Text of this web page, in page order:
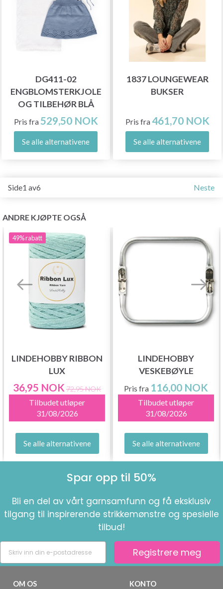
DG411-02
ENGBLOMSTERKJOLE
OG TILBEHØR BLÅ
Pris fra 529,50 NOK
Se alle alternativene
1837 LOUNGEWEAR
BUKSER
Pris fra461,70 NOK
Se alle alternativene
Side1 av6 Neste
ANDRE KJØPTE OGSÅ
49%rabatt
LINDEHOBBY RIBBON
LUX
36,95 NOK 72,95 NOK
Tilbudet utløper
31/08/2026
Se alle alternativene
LINDEHOBBY
VESKEBØYLE
Pris fra 116,00 NOK
Tilbudet utløper
31/08/2026
Se alle alternativene
Spar opp til 50%
Bli en del av vårt garnsamfunn og få eksklusiv
tilgang til inspirerende strikkemønstre og spesielle
tilbud!
Registrere meg
OM OS KONTO